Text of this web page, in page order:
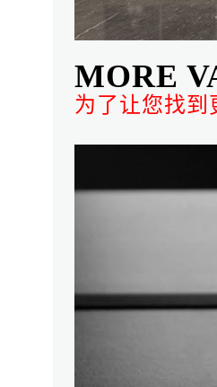
MORE
为了让您找